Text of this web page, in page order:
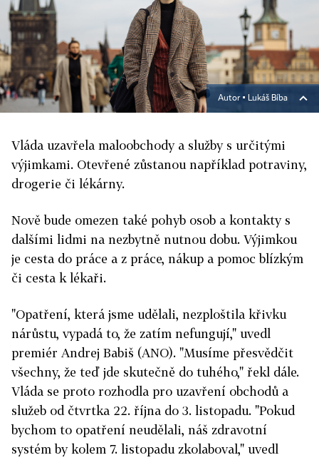
Autor ▪ Lukáš Bíba
Vláda uzavřela maloobchody a služby s určitými
výjimkami. Otevřené zůstanou například potraviny,
drogerie či lékárny.
Nově bude omezen také pohyb osob a kontakty s
dalšími lidmi na nezbytně nutnou dobu. Výjimkou
je cesta do práce a z práce, nákup a pomoc blízkým
či cesta k lékaři.
"Opatření, která jsme udělali, nezploštila křivku
nárůstu, vypadá to, že zatím nefungují," uvedl
premiér Andrej Babiš (ANO). "Musíme přesvědčit
všechny, že teď jde skutečně do tuhého," řekl dále.
Vláda se proto rozhodla pro uzavření obchodů a
služeb od čtvrtka 22. října do 3. listopadu. "Pokud
bychom to opatření neudělali, náš zdravotní
systém by kolem 7. listopadu zkolaboval," uvedl